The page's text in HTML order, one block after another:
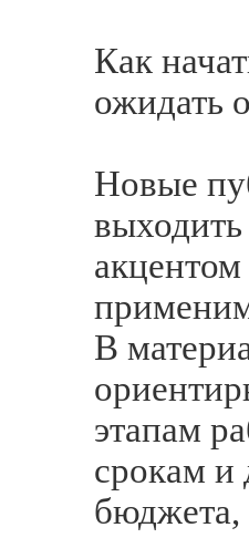
Как
ожидать
Новые
выходить
В
этапам
срокам и
бюджета,